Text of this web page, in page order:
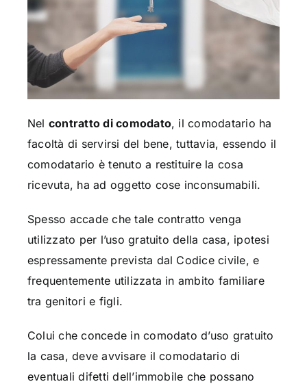
Nel contratto di comodato, il comodatario ha
facoltà di servirsi del bene, tuttavia, essendo il
comodatario è tenuto a restituire la cosa
ricevuta, ha ad oggetto cose inconsumabili.
Spesso accade che tale contratto venga
utilizzato per l’uso gratuito della casa, ipotesi
espressamente prevista dal Codice civile, e
frequentemente utilizzata in ambito familiare
tra genitori e figli.
Colui che concede in comodato d’uso gratuito
la casa, deve avvisare il comodatario di
eventuali difetti dell’immobile che possano